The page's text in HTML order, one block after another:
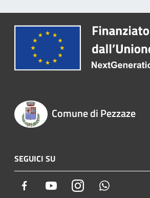
Comune di Pezzaze
SEGUICI SU
Facebook YoutubeInstagram